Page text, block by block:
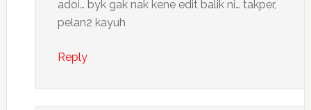
adoi… byk gak nak kene edit balik ni… takper,
pelan2 kayuh
Reply